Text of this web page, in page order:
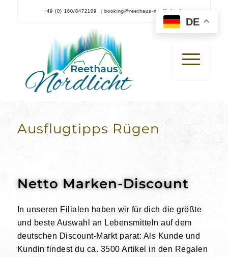
+49 (0) 160/8472109 booking@reethaus-nordlicht.de
Ausflugtipps Rügen
Netto Marken-Discount
In unseren Filialen haben wir für dich die größte
und beste Auswahl an Lebensmitteln auf dem
deutschen Discount-Markt parat: Als Kunde und
Kundin findest du ca. 3500 Artikel in den Regalen
DE